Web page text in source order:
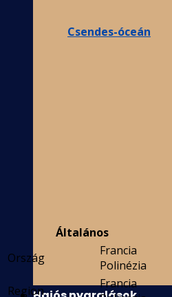
Csendes-óceán
Általános
Ország
Francia
Polinézia
Region
Francia